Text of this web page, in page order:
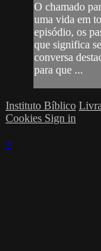
O chamado
uma vida em
episódio, os
que significa
conversa
para que ...
Instituto Bíblico
Cookies Sign in
×